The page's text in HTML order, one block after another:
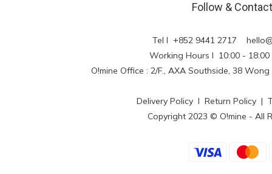
Follow &
Tel l +852 9441 2717
Working Hours l 10:00 -
O!mine Office : 2/F., AXA Southside, 38
Delivery Policy l Return Policy |
Copyright 2023 © O!mine - All